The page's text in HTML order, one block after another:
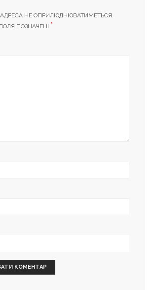
АДРЕСА НЕ ОПРИЛЮДНЮВАТИМЕТЬСЯ.
ПОЗНАЧЕНІ *